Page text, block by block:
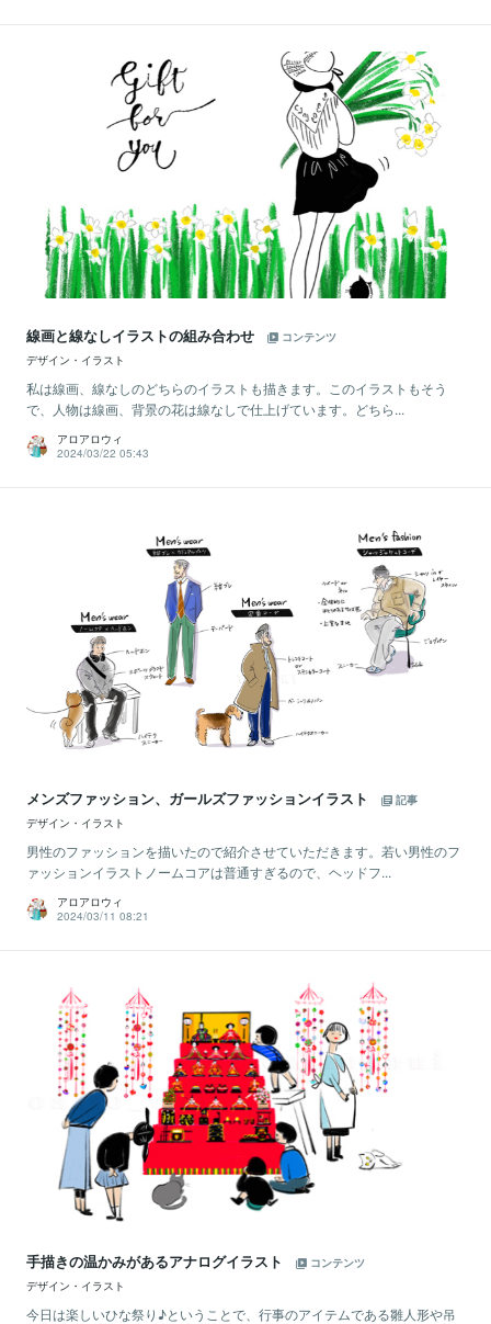
線画と線なしイラストの組み合わせ
コンテンツ
デザイン・イラスト
私は線画、線なしのどちらのイラストも描きます。このイラストもそう
で、人物は線画、背景の花は線なしで仕上げています。どちら...
アロアロウィ
2024/03/22 05:43
メンズファッション、ガールズファッションイラスト
記事
デザイン・イラスト
男性のファッションを描いたので紹介させていただきます。若い男性のフ
ァッションイラストノームコアは普通すぎるので、ヘッドフ...
アロアロウィ
2024/03/11 08:21
手描きの温かみがあるアナログイラスト
コンテンツ
デザイン・イラスト
今日は楽しいひな祭り♪ということで、行事のアイテムである雛人形や吊